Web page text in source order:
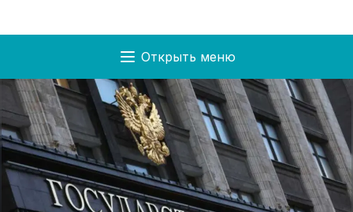
Открыть меню